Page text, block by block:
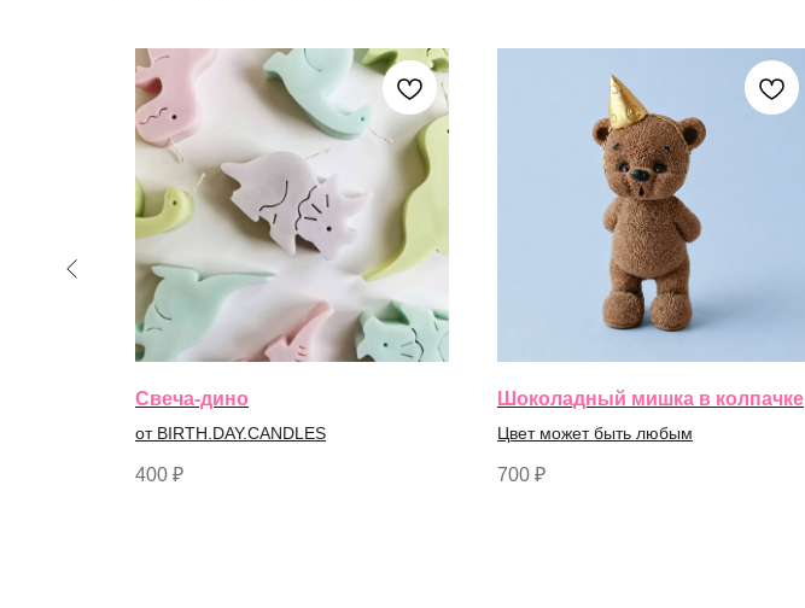
Свеча-дино
от BIRTH.DAY.CANDLES
400 ₽
Шоколадный мишка в колпачке
Цвет может быть любым
700 ₽